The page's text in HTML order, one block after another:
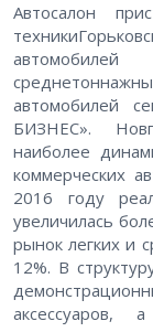
Автосалон
автомобилей
БИЗНЕС».
наиболее
коммерческих
2016 году
увеличилась
рынок легких и
12%. В
аксессуаров,